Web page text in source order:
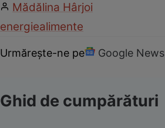
Mădălina Hârjoi
energiealimente
Urmărește-ne pe Google News
Ghid de cumpărături